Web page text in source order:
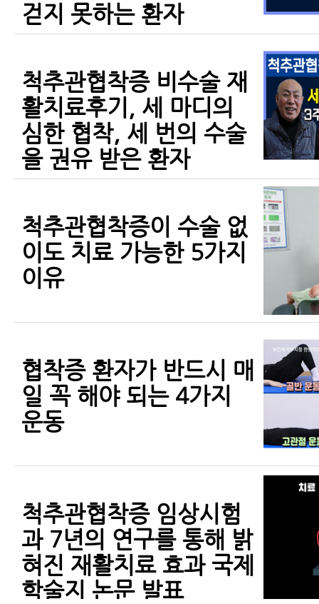
걷지 못하는 환자
척추관협착증 비수술 재
활치료후기, 세 마디의
심한 협착, 세 번의 수술
을 권유 받은 환자
척추관협착증이 수술 없
이도 치료 가능한 5가지
이유
협착증 환자가 반드시 매
일 꼭 해야 되는 4가지
운동
척추관협착증 임상시험
과 7년의 연구를 통해 밝
혀진 재활치료 효과 국제
학술지 논문 발표